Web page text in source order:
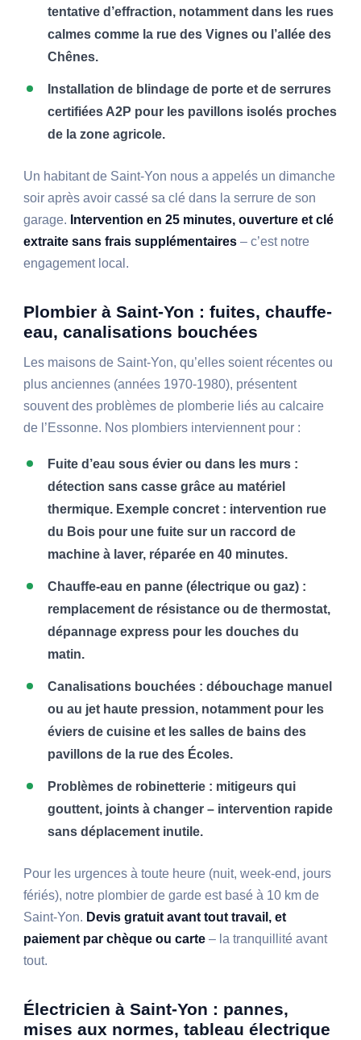
tentative d’effraction, notamment dans les rues
calmes comme la rue des Vignes ou l’allée des
Chênes.
Installation de blindage de porte et de serrures
certifiées A2P pour les pavillons isolés proches
de la zone agricole.
Un habitant de Saint-Yon nous a appelés un dimanche
soir après avoir cassé sa clé dans la serrure de son
garage. Intervention en 25 minutes, ouverture et clé
extraite sans frais supplémentaires – c’est notre
engagement local.
Plombier à Saint-Yon : fuites, chauffe-
eau, canalisations bouchées
Les maisons de Saint-Yon, qu’elles soient récentes ou
plus anciennes (années 1970-1980), présentent
souvent des problèmes de plomberie liés au calcaire
de l’Essonne. Nos plombiers interviennent pour :
Fuite d’eau sous évier ou dans les murs :
détection sans casse grâce au matériel
thermique. Exemple concret : intervention rue
du Bois pour une fuite sur un raccord de
machine à laver, réparée en 40 minutes.
Chauffe-eau en panne (électrique ou gaz) :
remplacement de résistance ou de thermostat,
dépannage express pour les douches du
matin.
Canalisations bouchées : débouchage manuel
ou au jet haute pression, notamment pour les
éviers de cuisine et les salles de bains des
pavillons de la rue des Écoles.
Problèmes de robinetterie : mitigeurs qui
gouttent, joints à changer – intervention rapide
sans déplacement inutile.
Pour les urgences à toute heure (nuit, week-end, jours
fériés), notre plombier de garde est basé à 10 km de
Saint-Yon. Devis gratuit avant tout travail, et
paiement par chèque ou carte – la tranquillité avant
tout.
Électricien à Saint-Yon : pannes,
mises aux normes, tableau électrique